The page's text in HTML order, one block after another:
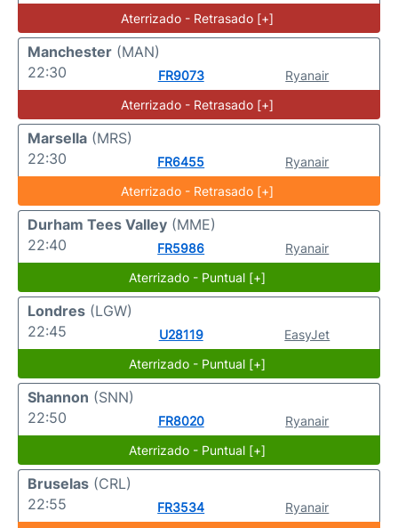
Aterrizado - Retrasado [+]
Manchester (MAN)
22:30
FR9073
Ryanair
Aterrizado - Retrasado [+]
Marsella (MRS)
22:30
FR6455
Ryanair
Aterrizado - Retrasado [+]
Durham Tees Valley (MME)
22:40
FR5986
Ryanair
Aterrizado - Puntual [+]
Londres (LGW)
22:45
U28119
EasyJet
Aterrizado - Puntual [+]
Shannon (SNN)
22:50
FR8020
Ryanair
Aterrizado - Puntual [+]
Bruselas (CRL)
22:55
FR3534
Ryanair